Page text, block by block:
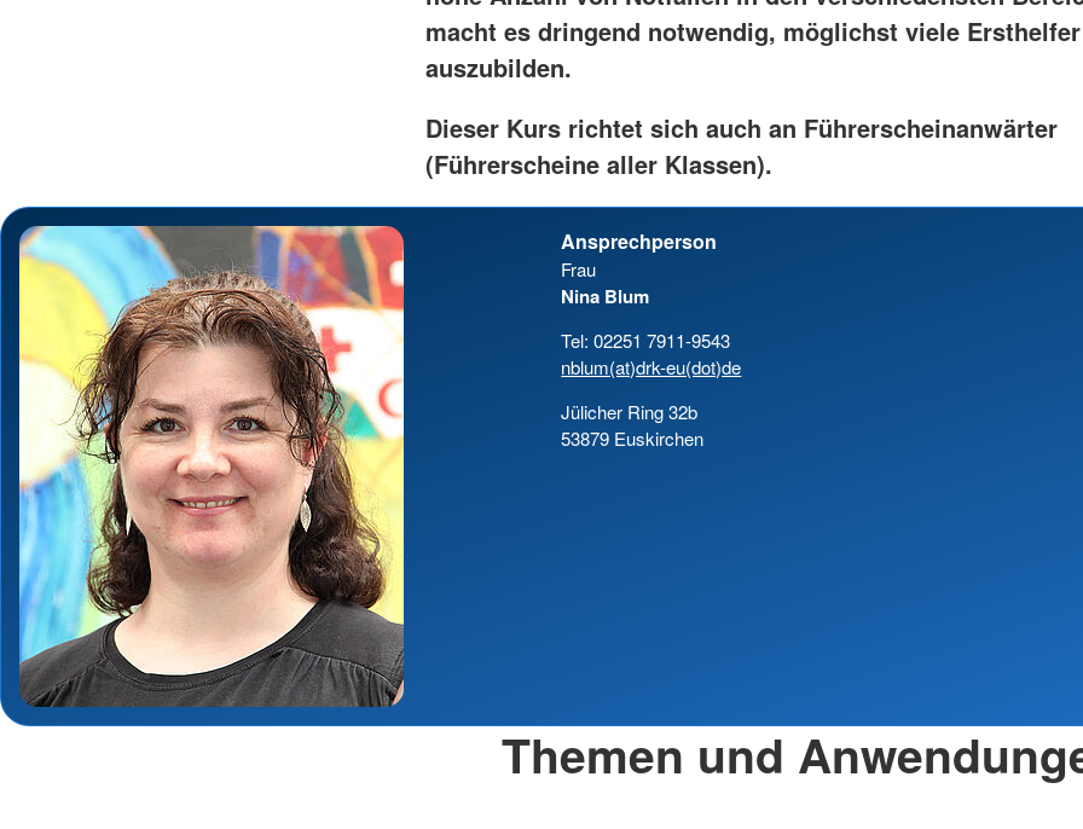
macht es dringend notwendig, möglichst viele Ersthelfer
auszubilden.
Dieser Kurs richtet sich auch an Führerscheinanwärter
(Führerscheine aller Klassen).
Ansprechperson
Frau
Nina Blum
Tel: 02251 7911-9543
nblum(at)drk-eu(dot)de
Jülicher Ring 32b
53879 Euskirchen
Themen und